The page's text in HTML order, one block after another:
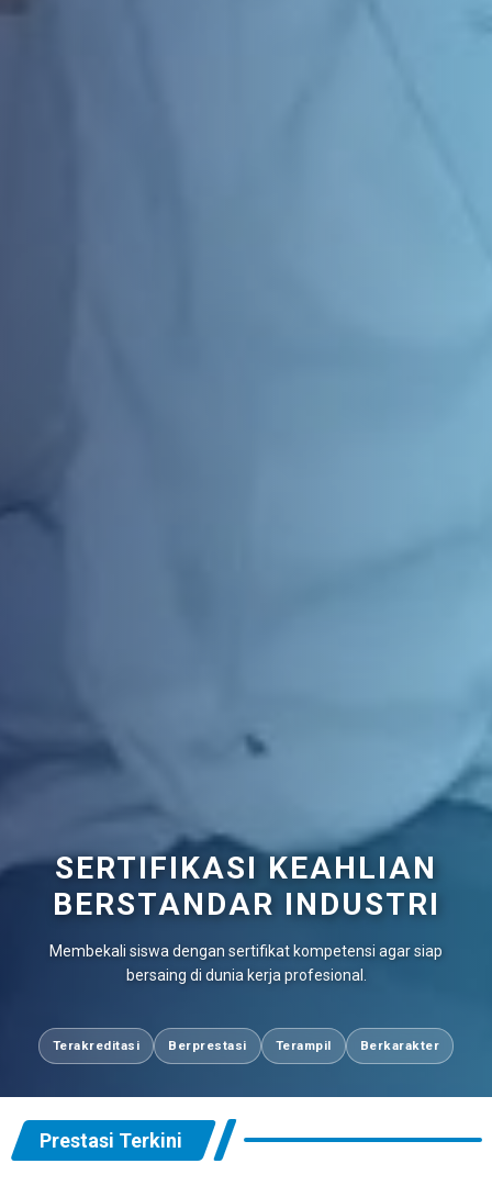
SERTIFIKASI KEAHLIAN
BERSTANDAR INDUSTRI
Membekali siswa dengan sertifikat kompetensi agar siap
bersaing di dunia kerja profesional.
Terakreditasi Berprestasi Terampil Berkarakter
Prestasi Terkini